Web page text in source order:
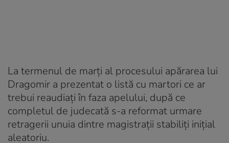
La termenul de marți al procesului apărarea lui
Dragomir a prezentat o listă cu martori ce ar
trebui reaudiați în faza apelului, după ce
completul de judecată s-a reformat urmare
retragerii unuia dintre magistrații stabiliți inițial
aleatoriu.